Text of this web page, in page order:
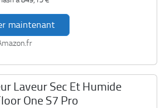
maintenant
Laveur Sec Et Humide
One S7 Pro